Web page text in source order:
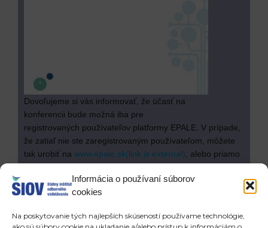
Informácia o používaní súborov
cookies
Na poskytovanie tých najlepších skúseností používame technológie,
Dovoľujeme si vás informovať, že účasť na
konferencii bude možná iba pre
registrovaných používateľov platformy EPALE. V prípade,
že zatiaľ nie ste zaregistrovaným používateľom, môžete
tak urobiť na www.epale.sk(link is external) , alebo priamo
24 hodín. od Vašej žiadosti.
vyplnenímregistračného formulára(link is external) v